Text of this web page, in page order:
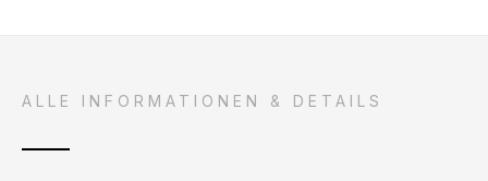
ALLE INFORMATIONEN & DETAILS